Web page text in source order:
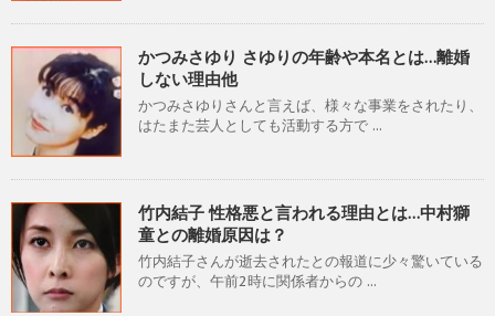
かつみさゆり さゆりの年齢や本名とは…離婚
しない理由他
かつみさゆりさんと言えば、様々な事業をされたり、
はたまた芸人としても活動する方で ...
竹内結子 性格悪と言われる理由とは…中村獅
童との離婚原因は？
竹内結子さんが逝去されたとの報道に少々驚いている
のですが、午前2時に関係者からの ...